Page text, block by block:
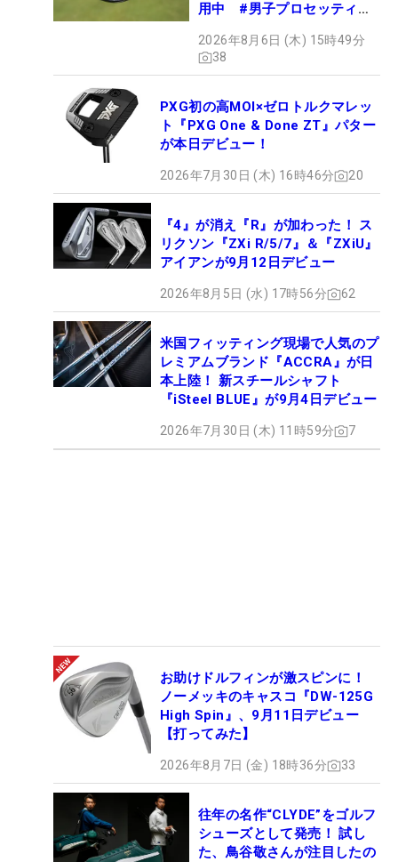
用中 #男子プロセッティン
2026年8月6日 (木) 15時49分
38
PXG初の高MOI×ゼロトルクマレッ
ト『PXG One & Done ZT』パター
が本日デビュー！
2026年7月30日 (木) 16時46分 20
『4』が消え『R』が加わった！ ス
リクソン『ZXi R/5/7』＆『ZXiU』
アイアンが9月12日デビュー
2026年8月5日 (水) 17時56分 62
米国フィッティング現場で人気のプ
レミアムブランド『ACCRA』が日
本上陸！ 新スチールシャフト
『iSteel BLUE』が9月4日デビュー
2026年7月30日 (木) 11時59分 7
お助けドルフィンが激スピンに！
ノーメッキのキャスコ『DW-125G
High Spin』、9月11日デビュー
【打ってみた】
2026年8月7日 (金) 18時36分 33
往年の名作“CLYDE”をゴルフ
シューズとして発売！ 試し
た、鳥谷敬さんが注目したの